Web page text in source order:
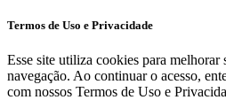
Termos de Uso e Privacidade
Esse site utiliza cookies para melhorar
navegação. Ao continuar o acesso,
com nossos Termos de Uso e